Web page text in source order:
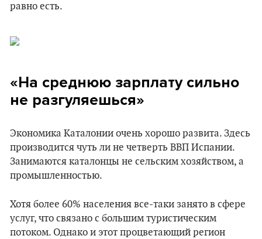
равно есть.
«На среднюю зарплату сильно
не разгуляешься»
Экономика Каталонии очень хорошо развита. Здесь
производится чуть ли не четверть ВВП Испании.
Занимаются каталонцы не сельским хозяйством, а
промышленностью.
Хотя более 60% населения все-таки занято в сфере
услуг, что связано с большим туристическим
потоком. Однако и этот процветающий регион